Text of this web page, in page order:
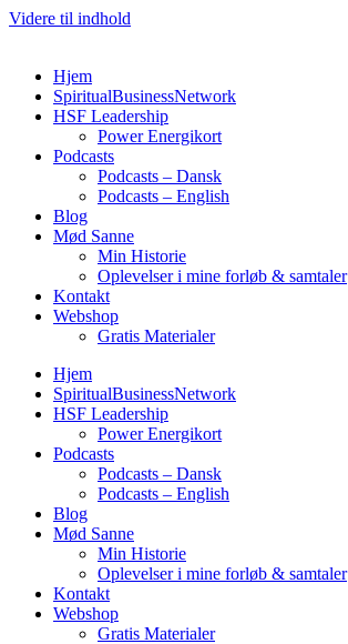
Videre til indhold
Hjem
SpiritualBusinessNetwork
HSF Leadership
Power Energikort
Podcasts
Podcasts – Dansk
Podcasts – English
Blog
Mød Sanne
Min Historie
Oplevelser i mine forløb & samtaler
Kontakt
Webshop
Gratis Materialer
Hjem
SpiritualBusinessNetwork
HSF Leadership
Power Energikort
Podcasts
Podcasts – Dansk
Podcasts – English
Blog
Mød Sanne
Min Historie
Oplevelser i mine forløb & samtaler
Kontakt
Webshop
Gratis Materialer